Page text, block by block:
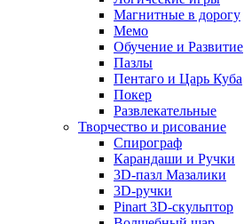
Магнитные в дорогу
Мемо
Обучение и Развитие
Пазлы
Пентаго и Царь Куба
Покер
Развлекательные
Творчество и рисование
Спирограф
Карандаши и Ручки
3D-пазл Мазалики
3D-ручки
Pinart 3D-скульптор